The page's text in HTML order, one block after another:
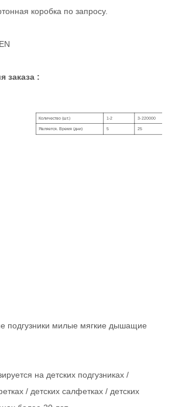
коробка по запросу.
заказа :
Количество (шт.) 1-2 3-220000
Является. Время (дни) 5 25
подгузники милые мягкие дышащие
на детских подгузниках /
/ детских салфетках / детских